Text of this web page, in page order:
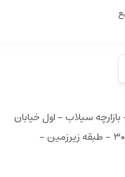
سیلاب - اول خیابان
ابوذر (ملا زینال) - جنب قنادی پاکان - پلاک ۳۰۳ - طبقه زیرزمین -